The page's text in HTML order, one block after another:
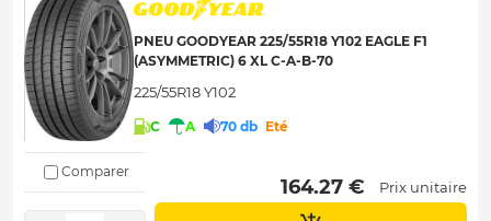
PNEU GOODYEAR 225/55R18 Y102 EAGLE F1
(ASYMMETRIC) 6 XL C-A-B-70
225/55R18 Y102
C A 70 db Eté
Comparer
164.27 € Prix unitaire